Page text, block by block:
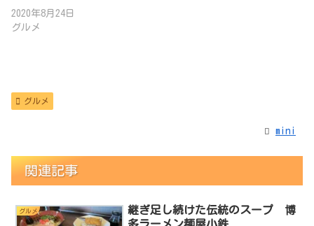
2020年8月24日
グルメ
グルメ
mini
関連記事
グルメ
継ぎ足し続けた伝統のスープ 博